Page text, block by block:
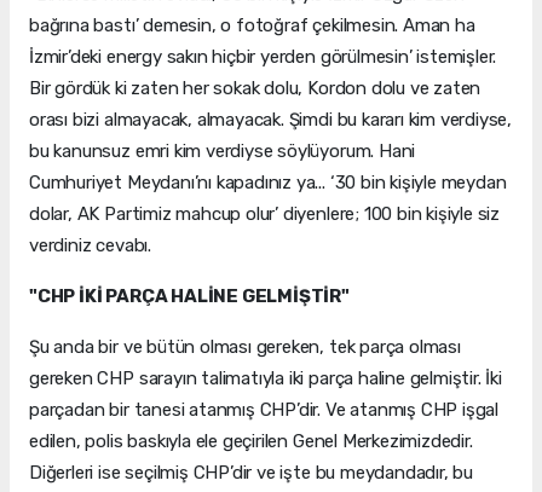
bağrına bastı’ demesin, o fotoğraf çekilmesin. Aman ha
İzmir’deki energy sakın hiçbir yerden görülmesin’ istemişler.
Bir gördük ki zaten her sokak dolu, Kordon dolu ve zaten
orası bizi almayacak, almayacak. Şimdi bu kararı kim verdiyse,
bu kanunsuz emri kim verdiyse söylüyorum. Hani
Cumhuriyet Meydanı’nı kapadınız ya... ‘30 bin kişiyle meydan
dolar, AK Partimiz mahcup olur’ diyenlere; 100 bin kişiyle siz
verdiniz cevabı.
"CHP İKİ PARÇA HALİNE GELMİŞTİR"
Şu anda bir ve bütün olması gereken, tek parça olması
gereken CHP sarayın talimatıyla iki parça haline gelmiştir. İki
parçadan bir tanesi atanmış CHP’dir. Ve atanmış CHP işgal
edilen, polis baskıyla ele geçirilen Genel Merkezimizdedir.
Diğerleri ise seçilmiş CHP’dir ve işte bu meydandadır, bu